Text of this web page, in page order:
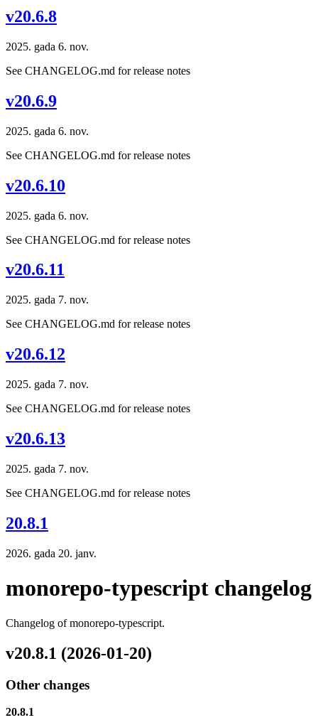
v20.6.8
2025. gada 6. nov.
See CHANGELOG.md for release notes
v20.6.9
2025. gada 6. nov.
See CHANGELOG.md for release notes
v20.6.10
2025. gada 6. nov.
See CHANGELOG.md for release notes
v20.6.11
2025. gada 7. nov.
See CHANGELOG.md for release notes
v20.6.12
2025. gada 7. nov.
See CHANGELOG.md for release notes
v20.6.13
2025. gada 7. nov.
See CHANGELOG.md for release notes
20.8.1
2026. gada 20. janv.
monorepo-typescript changelog
Changelog of monorepo-typescript.
v20.8.1 (2026-01-20)
Other changes
20.8.1